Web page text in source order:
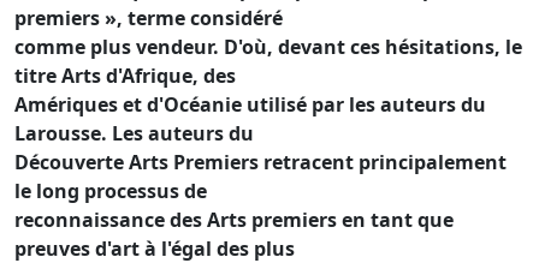
premiers », terme considéré
comme plus vendeur. D'où, devant ces hésitations, le
titre Arts d'Afrique, des
Amériques et d'Océanie utilisé par les auteurs du
Larousse. Les auteurs du
Découverte Arts Premiers retracent principalement
le long processus de
reconnaissance des Arts premiers en tant que
preuves d'art à l'égal des plus